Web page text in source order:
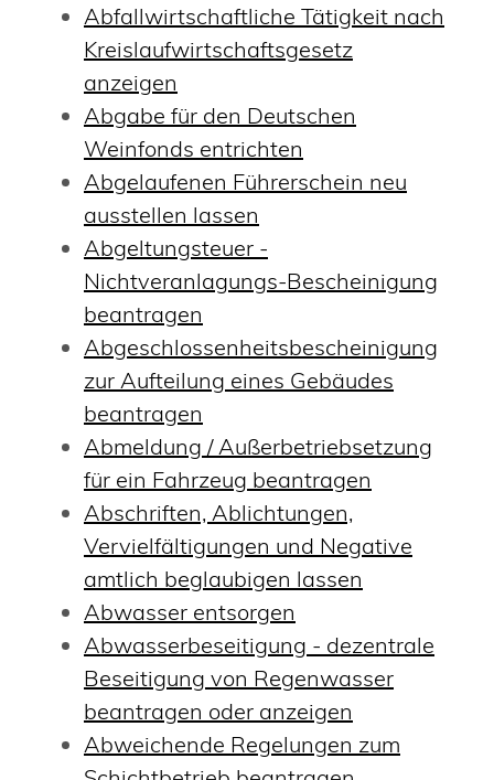
Abfallwirtschaftliche Tätigkeit nach
Kreislaufwirtschaftsgesetz
anzeigen
Abgabe für den Deutschen
Weinfonds entrichten
Abgelaufenen Führerschein neu
ausstellen lassen
Abgeltungsteuer -
Nichtveranlagungs-Bescheinigung
beantragen
Abgeschlossenheitsbescheinigung
zur Aufteilung eines Gebäudes
beantragen
Abmeldung / Außerbetriebsetzung
für ein Fahrzeug beantragen
Abschriften, Ablichtungen,
Vervielfältigungen und Negative
amtlich beglaubigen lassen
Abwasser entsorgen
Abwasserbeseitigung - dezentrale
Beseitigung von Regenwasser
beantragen oder anzeigen
Abweichende Regelungen zum